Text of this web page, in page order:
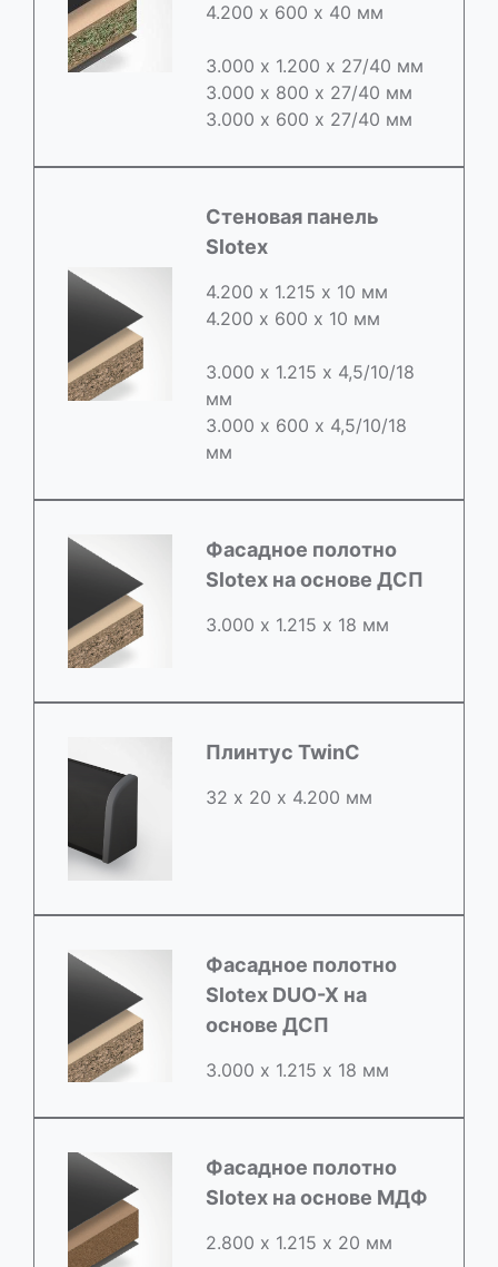
4.200 х 600 х 40 мм
3.000 х 1.200 х 27/40 мм
3.000 х 800 х 27/40 мм
3.000 х 600 х 27/40 мм
Стеновая панель
Slotex
4.200 х 1.215 х 10 мм
4.200 х 600 х 10 мм
3.000 х 1.215 х 4,5/10/18
мм
3.000 х 600 х 4,5/10/18
мм
Фасадное полотно
Slotex на основе ДСП
3.000 х 1.215 х 18 мм
Плинтус TwinC
32 х 20 х 4.200 мм
Фасадное полотно
Slotex DUO-X на
основе ДСП
3.000 х 1.215 х 18 мм
Фасадное полотно
Slotex на основе МДФ
2.800 х 1.215 х 20 мм